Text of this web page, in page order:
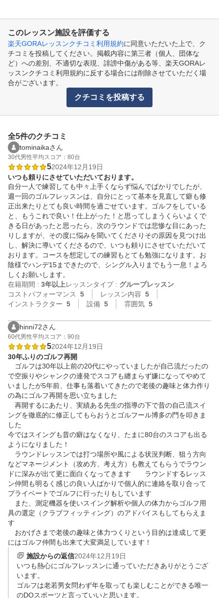
このレッスン施設を評価する
楽天GORAレッスンクチコミ利用規約に同意いただいた上で、ク
チコミを投稿してください。掲載内容に第三者（個人、団体な
ど）への差別、不適切な表現、誹謗中傷がある等、楽天GORAレ
ッスンクチコミ利用規約に反する場合には削除させていただく場
合がございます。
クチコミを投稿する
全5件のクチコミ
tominaikaさん
30代男性平均スコア：80台
52024年12月19日
いつも頼りにさせていただいております。
自分一人で練習しても中々上手くならず悩んでばかりでしたが、
週一回のゴルフレッスンは、自分にとって基本を見直して癖も修
正出来たりとても良い時間を過ごせています。ゴルフをしている
と、もうこれで良い！仕上がった！と思ってしまうくらいよくで
きる日があったと思ったら、次のラウンドでは悲惨な目にあった
りしますが、その度に悩みを聞いてくださりその原因を見つけ出
し、解決に導いてくださるので、いつも頼りにさせていただいて
おります。コースを想定しての練習もとても勉強になります。お
陰様でハンデ15まできたので、シングル入りまでもう一息！よろ
しくお願いします。
在籍期間 : 3年以上レッスンタイプ : グループレッスン
コストパフォーマンス
5 レッスン内容 5
インストラクター 5 設備 5 雰囲気 5
hinni72さん
60代男性平均スコア：90台
52024年12月19日
30年ふりのゴルフ再開
ゴルフは30年以上前の20代にやっていましたが自己流だったの
で空振りやシャンクの連発でスコアも纏まらず嫌になってやめて
いましたが5年前、仕事も落着いてきたので老後の趣味と体力作り
の為にゴルフ再開を思い立ちました
再開するにあたり、実績ある先生の指導の下で昔の自己流スイ
ングを徹底的に修正してもらおうとゴルフール博多の門を叩きま
した
今ではスイングも昔の癖はなくなり、たまに80台のスコアも出る
ようになりました！
ラウンドレッスンでは打つ場所や風による状況判断、狙う方向
などマネージメント（攻め方、考え方）も教えてもらうでラウン
ドに深みが出て更に面白くなってきます　　ラウンドするレッス
ン仲間も明るく感じの良い人ばかりで個人的に連絡を取り合って
プライベートでゴルフに行ったりもしています
また、測定機器を使いスイング解析や個人の体力からゴルフ用
具の選定（クラブフィッティング）のアドバイスもしてもらえま
す
おかげさまで老後の趣味と体力つくりという目的は達成して更
にはゴルフ仲間も出来て大変満足しています！
施設からの返信2024年12月19日
いつも熱心にゴルフレッスンに通っていただきありがとうござ
います。
ゴルフは老若男女問わず年を取っても楽しむことができる唯一
のDOスポーツと言っていいと思います。